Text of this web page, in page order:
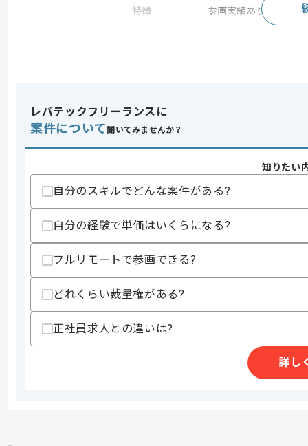
特徴
参画実績あり , 長期プ
スキルに不安がある方へ
上記に似た経験やスキルをお持ちであれば
精算・お支払い
精算条件
有
精算基準時間
140時間〜180時間
支払いサイト
その他募集要項
商談回数
募集人数
1人
2024/04/01
レバテックフリーランスに
案件について 聞いてみませんか？
知りたい
自分のスキルでどんな案件がある?
自分の経験で単価はいくらになる?
フルリモートで参画できる?
どれくらい裁量権がある?
正社員求人との違いは?
詳し